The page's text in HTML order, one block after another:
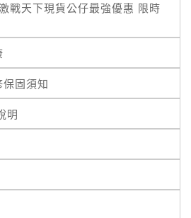
戰天下現貨公仔最強優惠 限時
固須知
明